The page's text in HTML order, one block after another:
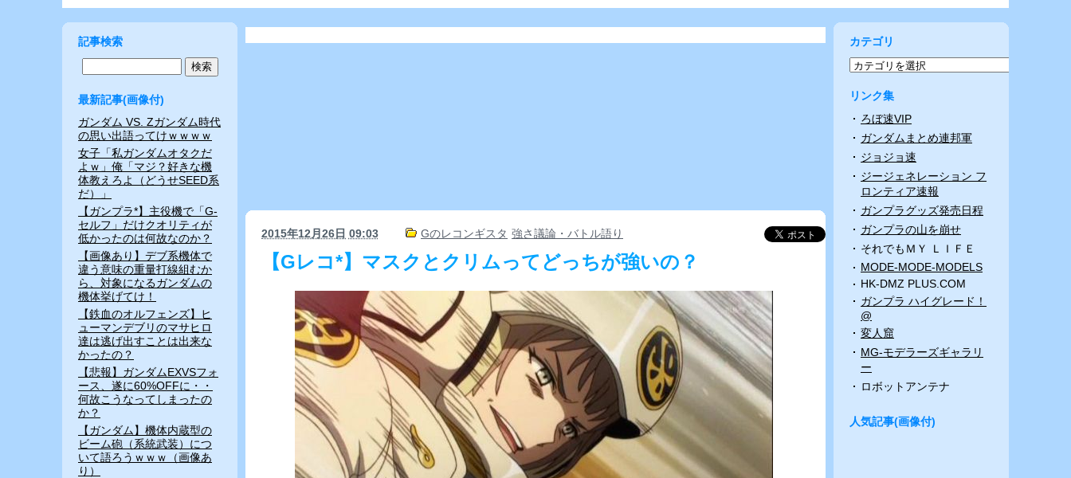
2015年12月26日 09:03 Gのレコンギスタ 強さ議論・バトル語り
【Gレコ*】マスクとクリムってどっちが強いの？
カテゴリ
リンク集
ろぼ速VIP
ガンダムまとめ連邦軍
ジョジョ速
ジージェネレーション フ
ロンティア速報
ガンプラグッズ発売日程
ガンプラの山を崩せ
それでもＭＹ ＬＩＦＥ
MODE-MODE-MODELS
HK-DMZ PLUS.COM
ガンプラ ハイグレード！
@
変人窟
MG-モデラーズギャラリ
ー
ロボットアンテナ
人気記事(画像付)
記事検索
最新記事(画像付)
ガンダム VS. Zガンダム時代
の思い出語ってけｗｗｗｗ
女子「私ガンダムオタクだ
よｗ」俺「マジ？好きな機
体教えろよ（どうせSEED系
だ）」
【ガンプラ*】主役機で「G-
セルフ」だけクオリティが
低かったのは何故なのか？
【画像あり】デブ系機体で
違う意味の重量打線組むか
ら、対象になるガンダムの
機体挙げてけ！
【鉄血のオルフェンズ】ヒ
ューマンデブリのマサヒロ
達は逃げ出すことは出来な
かったの？
【悲報】ガンダムEXVSフォ
ース、遂に60%OFFに・・
何故こうなってしまったの
か？
【ガンダム】機体内蔵型の
ビーム砲（系統武装）につ
いて語ろうｗｗｗ（画像あ
り）